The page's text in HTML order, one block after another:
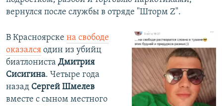
вернулся после службы в отряде "Шторм Z".
В Красноярске на свободе
оказался один из убийц
биатлониста Дмитрия
Сисигина. Четыре года
назад Сергей Шмелев
вместе с сыном местного